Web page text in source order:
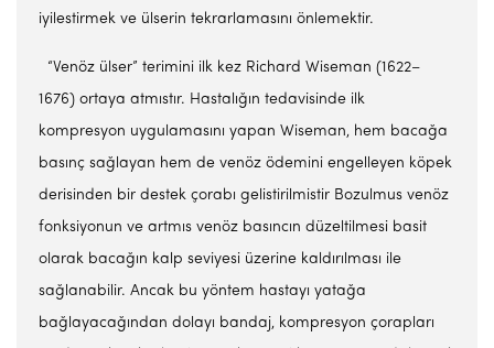
iyilestirmek ve ülserin tekrarlamasını önlemektir.
“Venöz ülser” terimini ilk kez Richard Wiseman (1622–
1676) ortaya atmıstır. Hastalığın tedavisinde ilk
kompresyon uygulamasını yapan Wiseman, hem bacağa
basınç sağlayan hem de venöz ödemini engelleyen köpek
derisinden bir destek çorabı gelistirilmistir Bozulmus venöz
fonksiyonun ve artmıs venöz basıncın düzeltilmesi basit
olarak bacağın kalp seviyesi üzerine kaldırılması ile
sağlanabilir. Ancak bu yöntem hastayı yatağa
bağlayacağından dolayı bandaj, kompresyon çorapları